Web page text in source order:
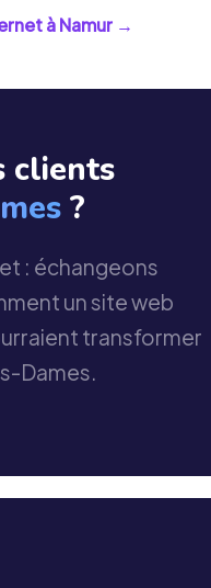
àNamur →
clients
?
: échangeons
un site web
transformer
Dames.